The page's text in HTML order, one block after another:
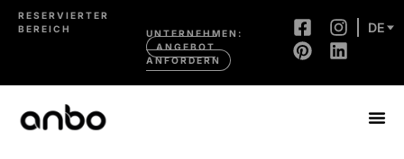
RESERVIERTER
BEREICH
UNTERNEHMEN:
ANGEBOT
ANFORDERN
DE